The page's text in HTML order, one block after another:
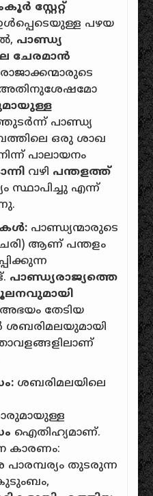
സ്റ്റേറ്റ്
പഴയ
പാണ്ഡ്യ
ചേരമാൻ
രാജാക്കന്മാരുടെ
പാണ്ഡ്യ
ഒരു ശാഖ
പാലായനം
വഴി പന്തളത്ത്
സ്ഥാപിച്ചു എന്ന്
പാണ്ഡ്യന്മാരുടെ
ആണ് പന്തളം
പാണ്ഡ്യരാജ്യത്തെ
തേടിയ
ശബരിമലയുമായി
താവളങ്ങളിലാണ്
ശബരിമലയിലെ
ഐതിഹ്യമാണ്.
കാരണം:
പാരമ്പര്യം തുടരുന്ന